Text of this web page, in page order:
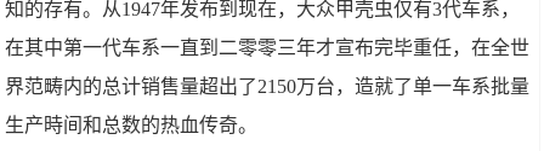
知的存有。从1947年发布到现在，大众甲壳虫仅有3代车系，
在其中第一代车系一直到二零零三年才宣布完毕重任，在全世
界范畴内的总计销售量超出了2150万台，造就了单一车系批量
生产時间和总数的热血传奇。